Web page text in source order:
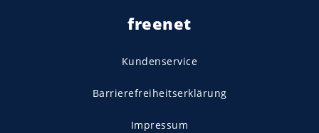
freenet
Kundenservice
Barrierefreiheitserklärung
Impressum